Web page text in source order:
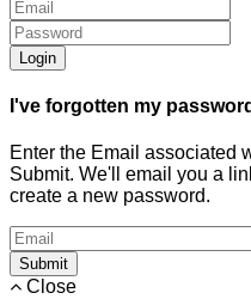
Login
I've forgotten my password
Enter the Email associated
Submit. We'll email you a
create a new password.
Submit
Close